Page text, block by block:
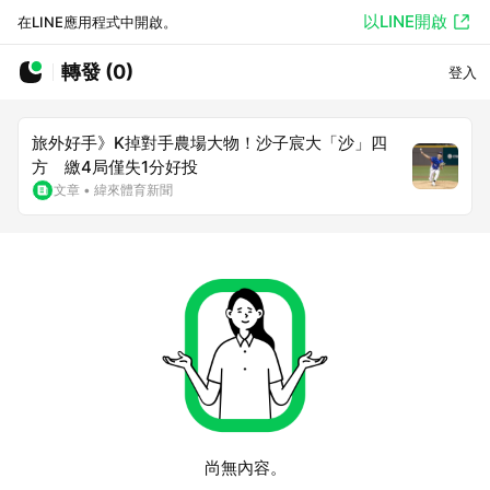
在LINE應用程式中開啟。 以LINE開啟
轉發 (0) 登入
旅外好手》K掉對手農場大物！沙子宸大「沙」四
方 繳4局僅失1分好投
文章 • 緯來體育新聞
尚無內容。